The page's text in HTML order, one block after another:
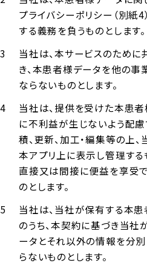
プライバシーポリシー（別紙
する義務を負うものとします。
当社は、本サービスのため
き、本患者様データを他の事
ならないものとします。
当社は、提供を受けた本患
に不利益が生じないよう配慮
積、更新、加工・編集等の上
本アプリ上に表示し管理する
直接又は間接に便益を享受
のとします。
当社は、当社が保有する本
のうち、本契約に基づき当
ータとそれ以外の情報を分
らないものとします。